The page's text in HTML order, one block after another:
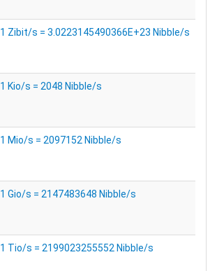
1 Zibit/s = 3.0223145490366E+23 Nibble/s
1 Kio/s = 2048 Nibble/s
1 Mio/s = 2097152 Nibble/s
1 Gio/s = 2147483648 Nibble/s
1 Tio/s = 2199023255552 Nibble/s